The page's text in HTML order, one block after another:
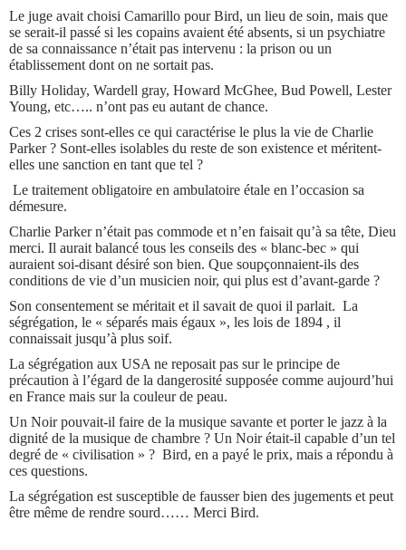
Le juge avait choisi Camarillo pour Bird, un lieu de soin, mais que
se serait-il passé si les copains avaient été absents, si un psychiatre
de sa connaissance n’était pas intervenu : la prison ou un
établissement dont on ne sortait pas.
Billy Holiday, Wardell gray, Howard McGhee, Bud Powell, Lester
Young, etc….. n’ont pas eu autant de chance.
Ces 2 crises sont-elles ce qui caractérise le plus la vie de Charlie
Parker ? Sont-elles isolables du reste de son existence et méritent-
elles une sanction en tant que tel ?
Le traitement obligatoire en ambulatoire étale en l’occasion sa
démesure.
Charlie Parker n’était pas commode et n’en faisait qu’à sa tête, Dieu
merci. Il aurait balancé tous les conseils des « blanc-bec » qui
auraient soi-disant désiré son bien. Que soupçonnaient-ils des
conditions de vie d’un musicien noir, qui plus est d’avant-garde ?
Son consentement se méritait et il savait de quoi il parlait. La
ségrégation, le « séparés mais égaux », les lois de 1894 , il
connaissait jusqu’à plus soif.
La ségrégation aux USA ne reposait pas sur le principe de
précaution à l’égard de la dangerosité supposée comme aujourd’hui
en France mais sur la couleur de peau.
Un Noir pouvait-il faire de la musique savante et porter le jazz à la
dignité de la musique de chambre ? Un Noir était-il capable d’un tel
degré de « civilisation » ? Bird, en a payé le prix, mais a répondu à
ces questions.
La ségrégation est susceptible de fausser bien des jugements et peut
être même de rendre sourd…… Merci Bird.